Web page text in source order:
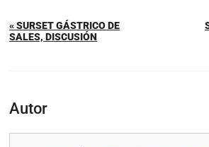
« SURSET GÁSTRICO DE
SALES, DISCUSIÓN
Autor